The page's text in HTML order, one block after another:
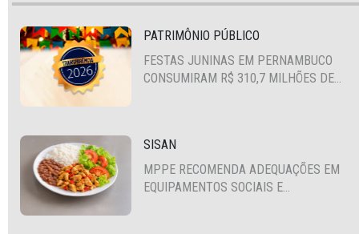
PATRIMÔNIO PÚBLICO
FESTAS JUNINAS EM PERNAMBUCO
CONSUMIRAM R$ 310,7 MILHÕES DE
SISAN
MPPE RECOMENDA ADEQUAÇÕES EM
EQUIPAMENTOS SOCIAIS E